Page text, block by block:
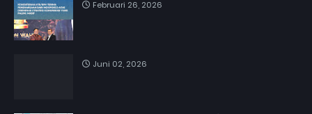
Februari 26, 2026
Juni 02, 2026